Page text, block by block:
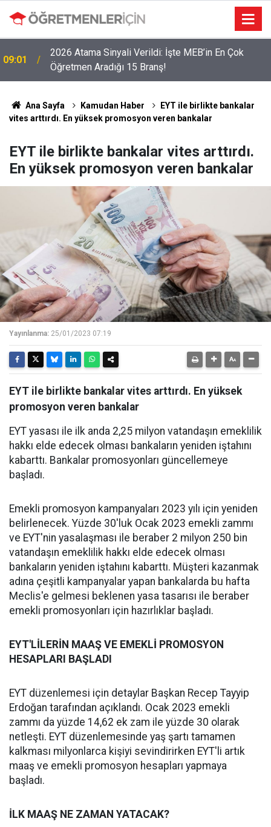
09:01
2026 Atama Sinyali Verildi: İşte MEB’in En Çok
Öğretmen Aradığı 15 Branş!
Ana Sayfa Kamudan Haber
EYT ile birlikte bankalar
vites arttırdı. En yüksek promosyon veren bankalar
EYT ile birlikte bankalar vites arttırdı.
En yüksek promosyon veren bankalar
Yayınlanma: 25/01/2023 07:19
EYT ile birlikte bankalar vites arttırdı. En yüksek
promosyon veren bankalar
EYT yasası ile ilk anda 2,25 milyon vatandaşın emeklilik
hakkı elde edecek olması bankaların yeniden iştahını
kabarttı. Bankalar promosyonları güncellemeye
başladı.
Emekli promosyon kampanyaları 2023 yılı için yeniden
belirlenecek. Yüzde 30'luk Ocak 2023 emekli zammı
ve EYT'nin yasalaşması ile beraber 2 milyon 250 bin
vatandaşın emeklilik hakkı elde edecek olması
bankaların yeniden iştahını kabarttı. Müşteri kazanmak
adına çeşitli kampanyalar yapan bankalarda bu hafta
Meclis'e gelmesi beklenen yasa tasarısı ile beraber
emekli promosyonları için hazırlıklar başladı.
EYT'LİLERİN MAAŞ VE EMEKLİ PROMOSYON
HESAPLARI BAŞLADI
EYT düzenlemesi için detaylar Başkan Recep Tayyip
Erdoğan tarafından açıklandı. Ocak 2023 emekli
zammı da yüzde 14,62 ek zam ile yüzde 30 olarak
netleşti. EYT düzenlemesinde yaş şartı tamamen
kalkması milyonlarca kişiyi sevindirirken EYT'li artık
maaş ve emekli promosyon hesapları yapmaya
başladı.
İLK MAAŞ NE ZAMAN YATACAK?